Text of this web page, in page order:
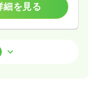
細を見る